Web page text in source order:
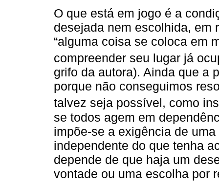
O que está em jogo é a
desejada nem escolhida, em
“alguma coisa se coloca em
compreender seu lugar já
grifo da autora). Ainda que a
porque não conseguimos
talvez seja possível, como
se todos agem em
impõe-se a exigência de
independente do que tenha
depende de que haja um
vontade ou uma escolha por